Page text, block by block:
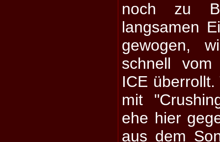
noch zu
langsamen
gewogen,
schnell vom
ICE
mit
ehe hier
aus dem